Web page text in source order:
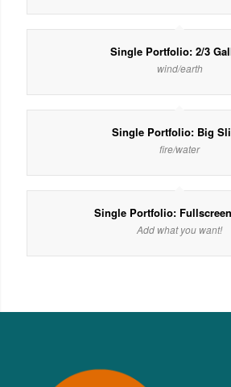
Single Portfolio: 2/3
wind/earth
Single Portfolio: Big
fire/water
Single Portfolio:
Add what you want!